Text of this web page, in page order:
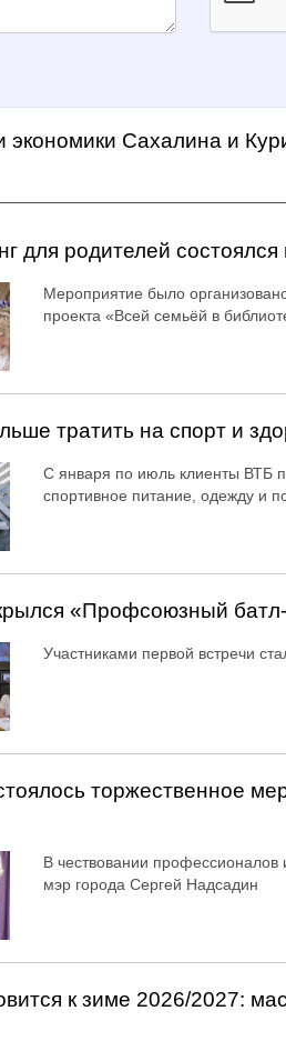
экономики Сахалина и
для родителей
Мероприятие было
проекта «Всей семьёй в
тратить на спорт и
С января по июль клиенты ВТБ
спортивное питание, одежду и
«Профсоюзный батл-
Участниками первой встречи
торжественное
В чествовании профессионалов
мэр города Сергей Надсадин
к зиме 2026/2027: